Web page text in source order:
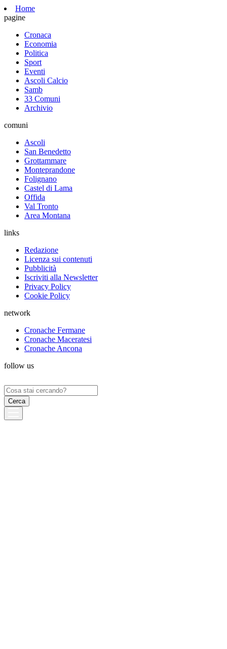
Home
pagine
Cronaca
Economia
Politica
Sport
Eventi
Ascoli Calcio
Samb
33 Comuni
Archivio
comuni
Ascoli
San Benedetto
Grottammare
Monteprandone
Folignano
Castel di Lama
Offida
Val Tronto
Area Montana
links
Redazione
Licenza sui contenuti
Pubblicità
Iscriviti alla Newsletter
Privacy Policy
Cookie Policy
network
Cronache Fermane
Cronache Maceratesi
Cronache Ancona
follow us
Ricerca
per: